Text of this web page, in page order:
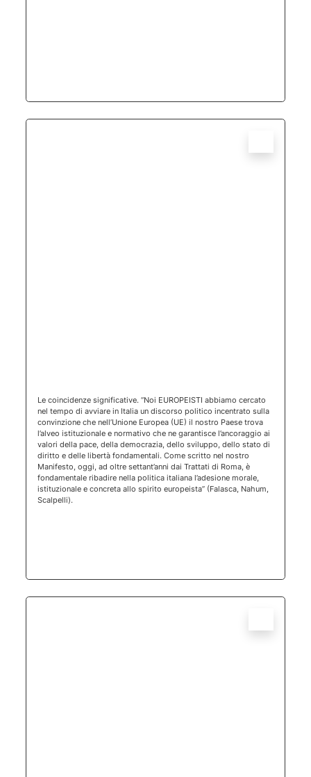
Le coincidenze significative. “Noi EUROPEISTI abbiamo cercato
nel tempo di avviare in Italia un discorso politico incentrato sulla
convinzione che nell’Unione Europea (UE) il nostro Paese trova
l’alveo istituzionale e normativo che ne garantisce l’ancoraggio ai
valori della pace, della democrazia, dello sviluppo, dello stato di
diritto e delle libertà fondamentali. Come scritto nel nostro
Manifesto, oggi, ad oltre settant’anni dai Trattati di Roma, è
fondamentale ribadire nella politica italiana l’adesione morale,
istituzionale e concreta allo spirito europeista” (Falasca, Nahum,
Scalpelli).